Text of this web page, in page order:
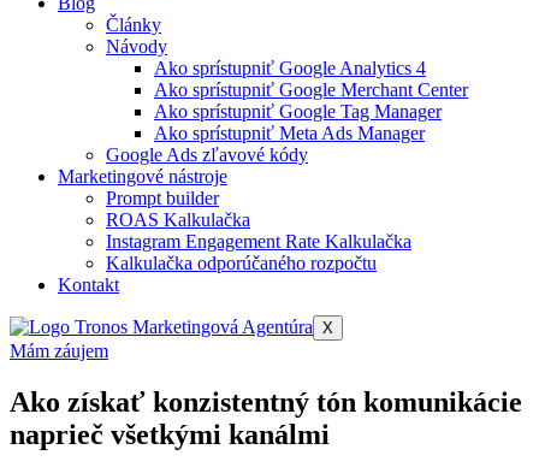
Články
Návody
Ako sprístupniť Google Analytics 4​
Ako sprístupniť Google Merchant Center​
Ako sprístupniť Google Tag Manager​
Ako sprístupniť Meta Ads Manager​
Google Ads zľavové kódy
Marketingové nástroje
Prompt builder
ROAS Kalkulačka
Instagram Engagement Rate Kalkulačka
Kalkulačka odporúčaného rozpočtu
Kontakt
X
Mám záujem
Ako získať konzistentný tón komunikácie
naprieč všetkými kanálmi